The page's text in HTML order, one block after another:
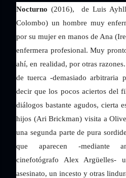
Nocturno (2016), de Luis
Colombo) un hombre muy
por su mujer en manos de Ana
enfermera profesional. Muy
ahí, en realidad, por otras
de tuerca -demasiado arbitraria
decir que los pocos aciertos del
diálogos bastante agudos, cierta
hijos (Ari Brickman) visita a
una segunda parte de pura
que aparecen -mediante
cinefotógrafo Alex Argüelles-
asesinato, un incesto y otras